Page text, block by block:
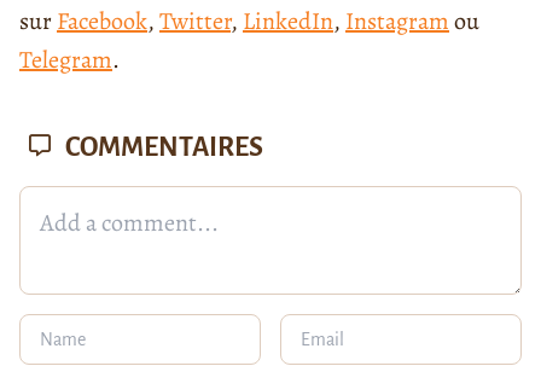
surFacebook,Twitter, LinkedIn, Instagramou
Telegram.
COMMENTAIRES